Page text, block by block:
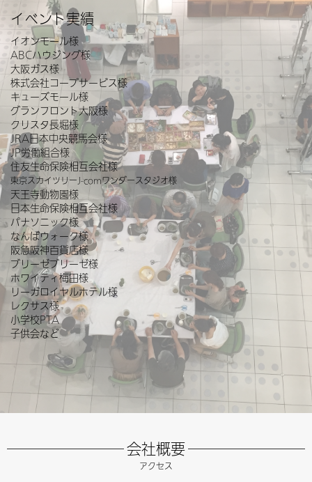
イベント実績
イオンモール様
ABCハウジング様
大阪ガス様
株式会社コープサービス様
キューズモール様
グランフロント大阪様
クリスタ長堀様
JRA日本中央競馬会様
JP労働組合様
住友生命保険相互会社様
東京スカイツリーJ-comワンダースタジオ様
天王寺動物園様
日本生命保険相互会社様
パナソニック様
なんばウォーク様
阪急阪神百貨店様
ブリーゼブリーゼ様
ホワイティ梅田様
リーガロイヤルホテル様
レクサス様
小学校PTA
子供会など
会社概要
アクセス